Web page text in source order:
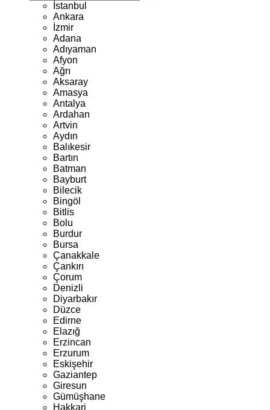
İstanbul
Ankara
İzmir
Adana
Adıyaman
Afyon
Ağrı
Aksaray
Amasya
Antalya
Ardahan
Artvin
Aydın
Balıkesir
Bartın
Batman
Bayburt
Bilecik
Bingöl
Bitlis
Bolu
Burdur
Bursa
Çanakkale
Çankırı
Çorum
Denizli
Diyarbakır
Düzce
Edirne
Elazığ
Erzincan
Erzurum
Eskişehir
Gaziantep
Giresun
Gümüşhane
Hakkari